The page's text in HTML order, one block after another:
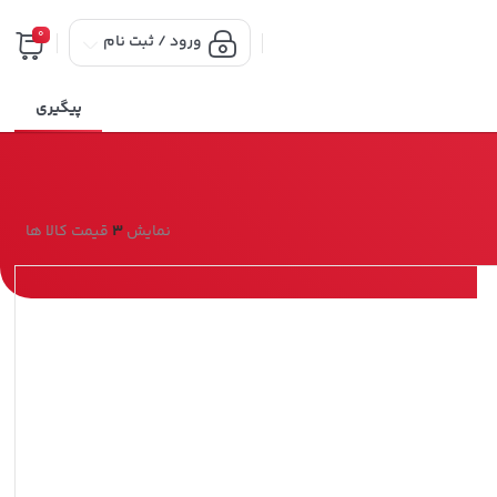
ورود / ثبت نام 0
پیگیری
نمایش3 قیمت کالا ها